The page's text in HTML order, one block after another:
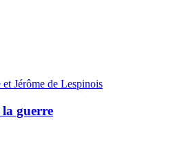
Jérôme de Lespinois
la guerre